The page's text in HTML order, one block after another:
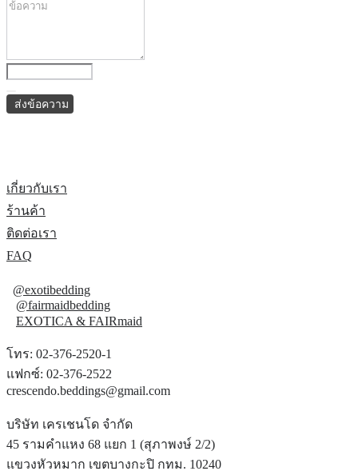
ส่งข้อความ
เกี่ยวกับเรา
ร้านค้า
ติดต่อเรา
FAQ
@exotibedding
@fairmaidbedding
EXOTICA & FAIRmaid
โทร: 02-376-2520-1
แฟกซ์: 02-376-2522
crescendo.beddings@gmail.com
บริษัท เครเชนโด จำกัด
45 รามคำแหง 68 แยก 1 (สุภาพงษ์ 2/2)
แขวงหัวหมาก เขตบางกะปิ กทม. 10240